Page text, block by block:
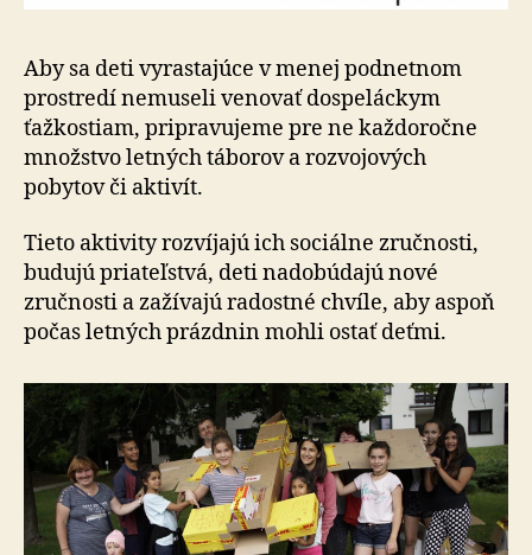
Aby sa deti vyrastajúce v menej podnetnom
prostredí nemuseli venovať dospeláckym
ťažkostiam, pri­pra­vu­je­me pre ne kaž­do­ročne
množstvo letných táborov a roz­vo­jo­vých
pobytov či aktivít.
Tieto aktivity rozvíjajú ich sociálne zručnosti,
budujú priateľstvá, deti na­do­bú­da­jú nové
zručnosti a za­ží­va­jú radostné chvíle, aby aspoň
počas letných prázdnin mohli ostať deťmi.